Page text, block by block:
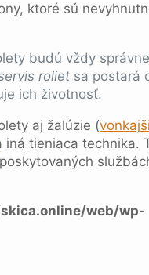
ktoré sú
budú vždy
roliet sa postará
ich životnosť.
aj žalúzie (
iná tieniaca technika.
web/wp-